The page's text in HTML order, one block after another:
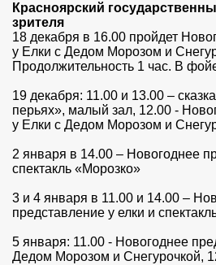
Красноярский
зрителя
18 декабря в 16.00 пройдет
у Елки с Дедом Морозом и
Продолжительность 1 час. В
19 декабря: 11.00 и 13.00 –
перьях», малый зал, 12.00 -
у Елки с Дедом Морозом и
2 января в 14.00 – Новогоднее
спектакль «Морозко»
3 и 4 января в 11.00 и 14.00 –
представление у елки и
5 января: 11.00 - Новогоднее
Дедом Морозом и Снегурочкой,